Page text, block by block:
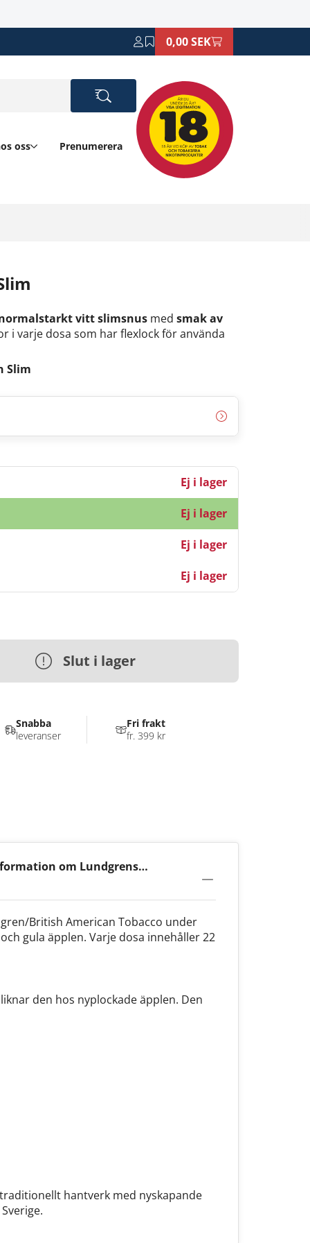
0,00 SEK
oss
Prenumerera
vitt slimsnus medsmak av
i varje dosa som har flexlock för använda
Slim
Ej i lager
Ej i lager
Ej i lager
Ej i lager
Slut i lager
om Lundgrens
British American Tobacco under
gula äpplen. Varje dosa innehåller 22
den hos nyplockade äpplen. Den
hantverk med nyskapande
Snabba
leveranser
Fri frakt
fr. 399 kr